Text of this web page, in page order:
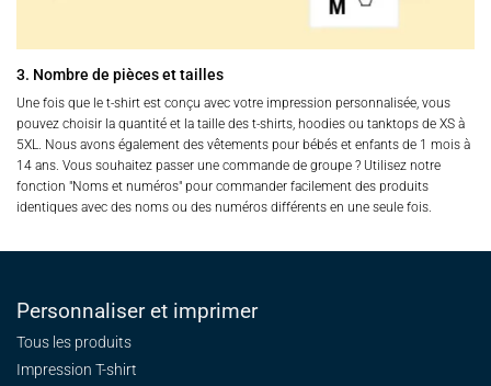
3. Nombre de pièces et tailles
Une fois que le t-shirt est conçu avec votre impression personnalisée, vous
pouvez choisir la quantité et la taille des t-shirts, hoodies ou tanktops de XS à
5XL. Nous avons également des vêtements pour bébés et enfants de 1 mois à
14 ans. Vous souhaitez passer une commande de groupe ? Utilisez notre
fonction "Noms et numéros" pour commander facilement des produits
identiques avec des noms ou des numéros différents en une seule fois.
Personnaliser et imprimer
Tous les produits
Impression T-shirt